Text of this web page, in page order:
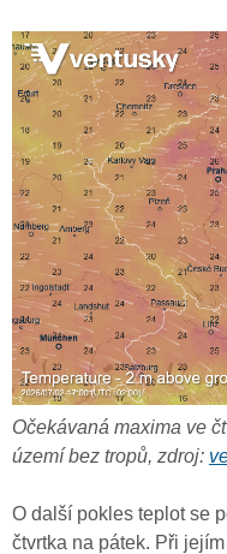
Očekávaná maxima ve
území bez tropů, zdroj:
O další pokles teplot se
čtvrtka na pátek. Při